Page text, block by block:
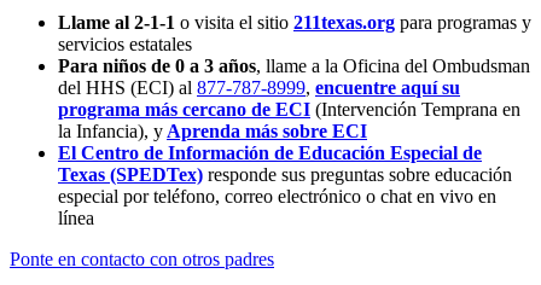
Llame al 2-1-1 o visita el sitio 211texas.org para programas y
servicios estatales
Para niños de 0 a 3 años, llame a la Oficina del Ombudsman
del HHS (ECI) al 877-787-8999, encuentre aquí su
programa más cercano de ECI (Intervención Temprana en
la Infancia), y Aprenda más sobre ECI
El Centro de Información de Educación Especial de
Texas (SPEDTex) responde sus preguntas sobre educación
especial por teléfono, correo electrónico o chat en vivo en
línea
Ponte en contacto con otros padres